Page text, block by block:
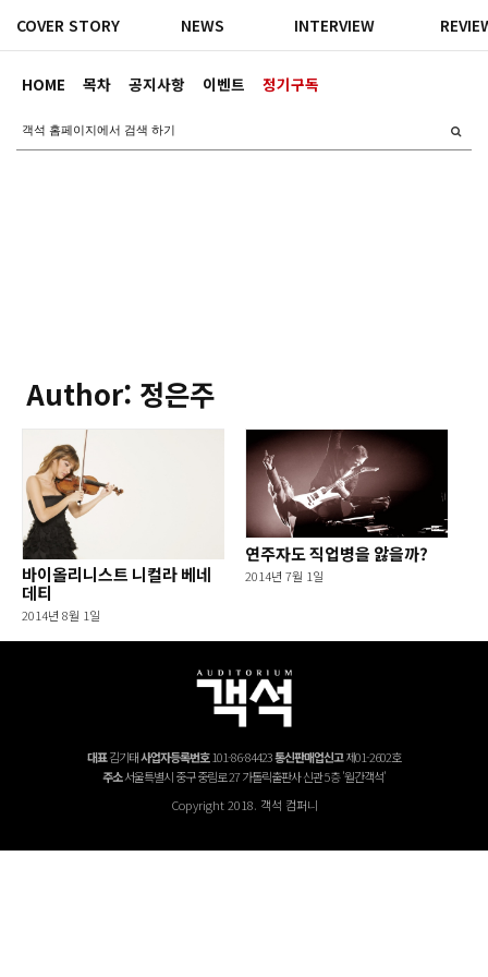
HOME 목차 공지사항 이벤트 정기구독
COVER STORY NEWS INTERVIEW
Author: 정은주
바이올리니스트 니컬라 베네
데티
2014년 8월 1일
연주자도 직업병을 앓을까?
2014년 7월 1일
대표김기태사업자등록번호101-86-84423통신판매업신고제01-2602호
주소서울특별시 중구 중림로 27 가톨릭출판사 신관 5층 '월간객석'
Copyright 2018. 객석 컴퍼니